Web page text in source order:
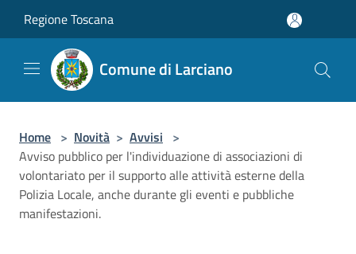
Regione Toscana
Comune di Larciano
Home > Novità > Avvisi >
Avviso pubblico per l'individuazione di associazioni di
volontariato per il supporto alle attività esterne della
Polizia Locale, anche durante gli eventi e pubbliche
manifestazioni.